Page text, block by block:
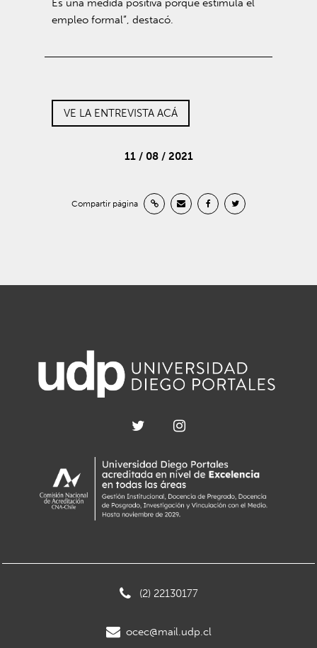
Es una medida positiva porque estimula el
empleo formal”, destacó.
VE LA ENTREVISTA ACÁ
11 / 08 / 2021
Compartir página
(2) 22130177
ocec@mail.udp.cl